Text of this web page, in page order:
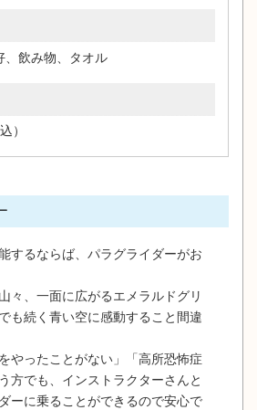
、飲み物、タオル
）
するならば、パラグライダーがお
々、一面に広がるエメラルドグリ
も続く青い空に感動すること間違
やったことがない」「高所恐怖症
方でも、インストラクターさんと
ーに乗ることができるので安心で